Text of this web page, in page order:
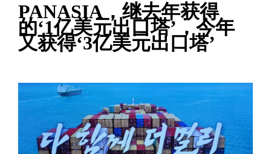
PANASIA，继去年获得
的‘1亿美元出口塔’，今年
又获得‘3亿美元出口塔’